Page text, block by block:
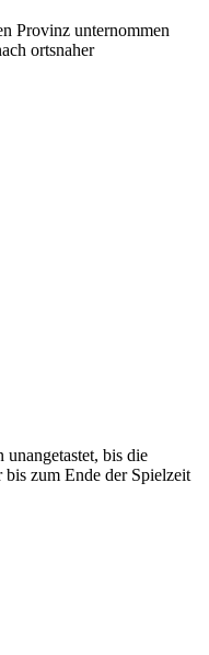
Provinz unternommen
ortsnaher
bis die
zum Ende der Spielzeit